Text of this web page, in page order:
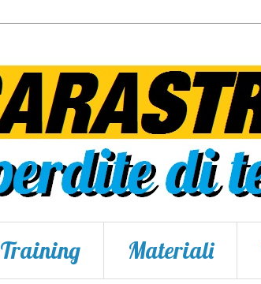
Training Materiali